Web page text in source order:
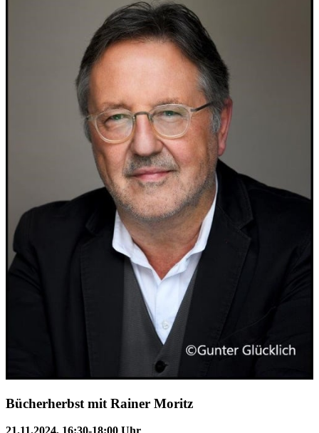
Bücherherbst mit Rainer Moritz